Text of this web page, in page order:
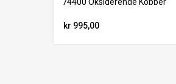
kr 995,00